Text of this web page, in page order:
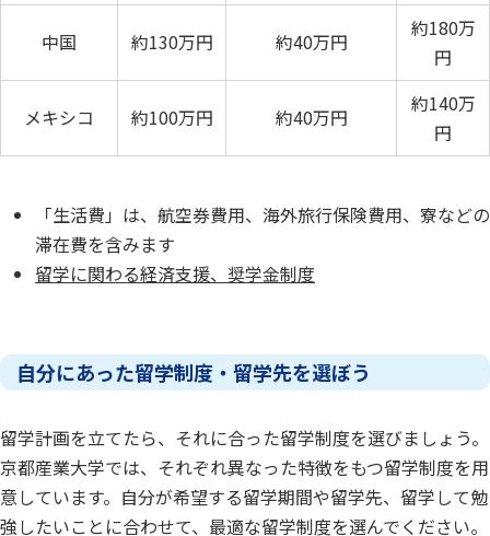
中国 約130万円 約40万円
約180万
円
メキシコ 約100万円 約40万円
約140万
円
「生活費」は、航空券費用、海外旅行保険費用、寮などの
滞在費を含みます
留学に関わる経済支援、奨学金制度
自分にあった留学制度・留学先を選ぼう
留学計画を立てたら、それに合った留学制度を選びましょう。
京都産業大学では、それぞれ異なった特徴をもつ留学制度を用
意しています。自分が希望する留学期間や留学先、留学して勉
強したいことに合わせて、最適な留学制度を選んでください。